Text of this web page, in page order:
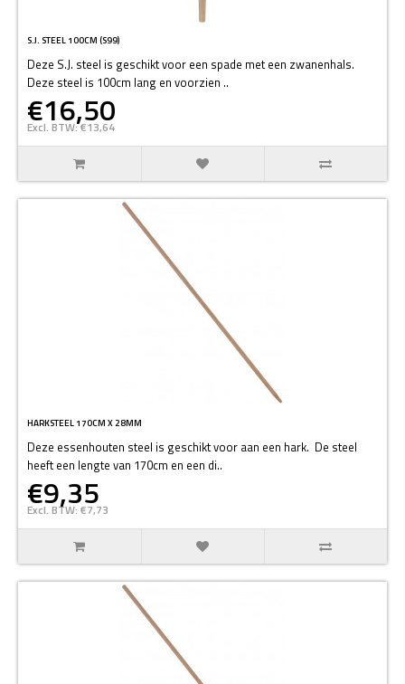
S.J. STEEL 100CM (S99)
Deze S.J. steel is geschikt voor een spade met een zwanenhals.
Deze steel is 100cm lang en voorzien ..
€16,50
Excl. BTW: €13,64
HARKSTEEL 170CM X 28MM
Deze essenhouten steel is geschikt voor aan een hark. De steel
heeft een lengte van 170cm en een di..
€9,35
Excl. BTW: €7,73